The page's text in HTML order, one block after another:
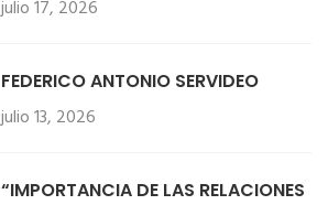
julio 17, 2026
FEDERICO ANTONIO SERVIDEO
julio 13, 2026
“IMPORTANCIA DE LAS RELACIONES